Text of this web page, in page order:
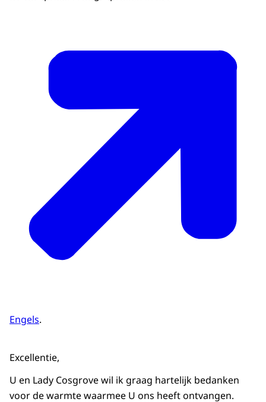
Engels.
Excellentie,
U en Lady Cosgrovewil ik graag hartelijk bedanken
voor de warmte waarmee U ons heeft ontvangen.